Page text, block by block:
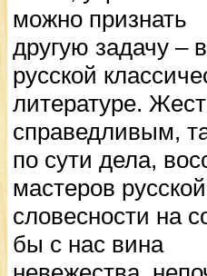
можно признать
другую задачу –
русской
литературе.
справедливым,
по сути дела,
мастеров русской
словесности на
бы с нас вина